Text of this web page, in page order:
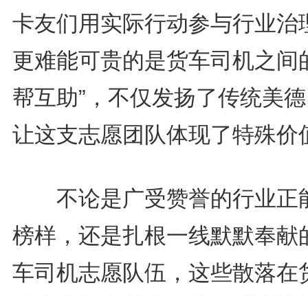
卡友们用实际行动参与行业治
更难能可贵的是货车司机之间
帮互助”，不仅发扬了传统美
让这支志愿团队体现了特殊价
不论是广受赞誉的行业正
榜样，还是扎根一线默默奉献
车司机志愿队伍，这些散落在